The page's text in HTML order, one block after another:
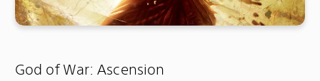
God of War: Ascension